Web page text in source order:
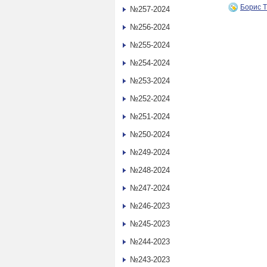
Борис
№257-2024
№256-2024
№255-2024
№254-2024
№253-2024
№252-2024
№251-2024
№250-2024
№249-2024
№248-2024
№247-2024
№246-2023
№245-2023
№244-2023
№243-2023